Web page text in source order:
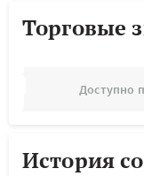
Торговые
Доступно
История